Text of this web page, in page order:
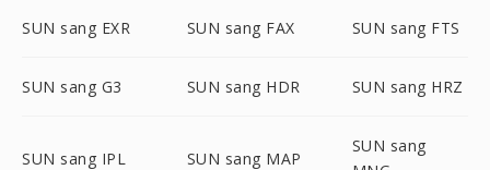
SUN sang EXR SUN sang FAX SUN sang FTS
SUN sang G3 SUN sang HDR SUN sang HRZ
SUN sang IPL SUN sang MAP
SUN sang